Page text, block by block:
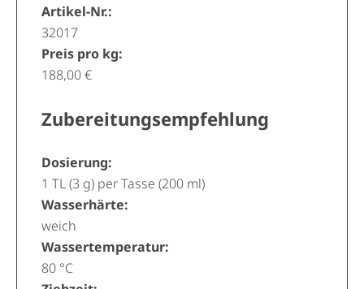
Artikel-Nr.:
32017
Preis pro kg:
188,00 €
Zubereitungsempfehlung
Dosierung:
1 TL (3 g) per Tasse (200 ml)
Wasserhärte:
weich
Wassertemperatur:
80 °C